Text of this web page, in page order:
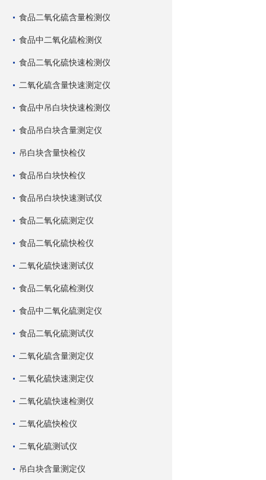
食品二氧化硫含量检测仪
食品中二氧化硫检测仪
食品二氧化硫快速检测仪
二氧化硫含量快速测定仪
食品中吊白块快速检测仪
食品吊白块含量测定仪
吊白块含量快检仪
食品吊白块快检仪
食品吊白块快速测试仪
食品二氧化硫测定仪
食品二氧化硫快检仪
二氧化硫快速测试仪
食品二氧化硫检测仪
食品中二氧化硫测定仪
食品二氧化硫测试仪
二氧化硫含量测定仪
二氧化硫快速测定仪
二氧化硫快速检测仪
二氧化硫快检仪
二氧化硫测试仪
吊白块含量测定仪